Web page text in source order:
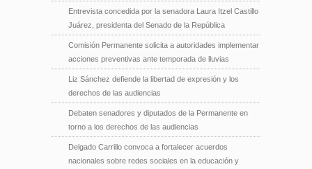
Entrevista concedida por la senadora Laura Itzel Castillo
Juárez, presidenta del Senado de la República
Comisión Permanente solicita a autoridades implementar
acciones preventivas ante temporada de lluvias
Liz Sánchez defiende la libertad de expresión y los
derechos de las audiencias
Debaten senadores y diputados de la Permanente en
torno a los derechos de las audiencias
Delgado Carrillo convoca a fortalecer acuerdos
nacionales sobre redes sociales en la educación y